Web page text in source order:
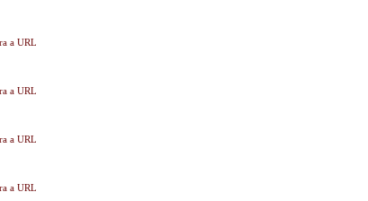
a URL
a URL
a URL
a URL